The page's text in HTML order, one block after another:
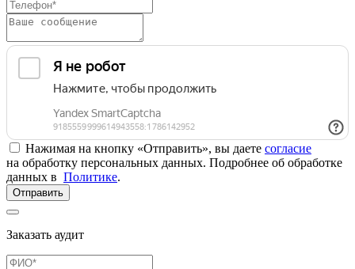
Нажимая на кнопку «Отправить», вы даете согласие
на обработку персональных данных. Подробнее об обработке
данных в Политике.
Отправить
Заказать аудит